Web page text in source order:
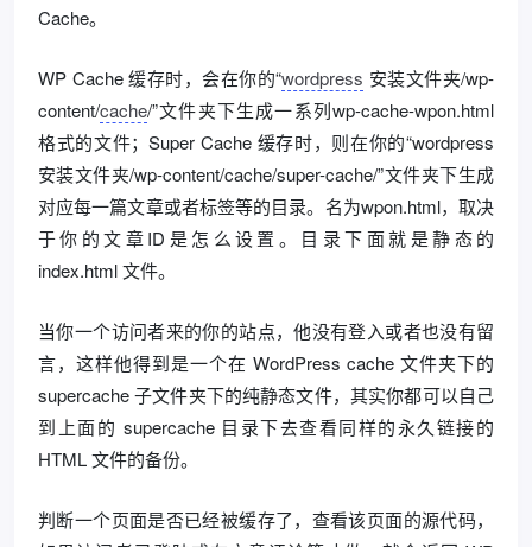
Cache。
WP Cache 缓存时，会在你的“wordpress 安装文件夹/wp-
content/cache/”文件夹下生成一系列wp-cache-wpon.html
格式的文件；Super Cache 缓存时，则在你的“wordpress
安装文件夹/wp-content/cache/super-cache/”文件夹下生成
对应每一篇文章或者标签等的目录。名为wpon.html，取决
于你的文章ID是怎么设置。目录下面就是静态的
index.html 文件。
当你一个访问者来的你的站点，他没有登入或者也没有留
言，这样他得到是一个在 WordPress cache 文件夹下的
supercache 子文件夹下的纯静态文件，其实你都可以自己
到上面的 supercache 目录下去查看同样的永久链接的
HTML 文件的备份。
判断一个页面是否已经被缓存了，查看该页面的源代码，